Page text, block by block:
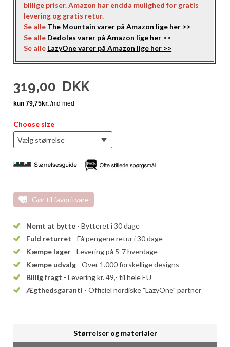
billige priser. Amazon har endda mulighed for gratis
levering og gratis retur.
Se alle The Mountain varer på Amazon lige her >>
Se alle Dedoles varer på Amazon lige her >>
Se alle LazyOne varer på Amazon lige her >>
319,00 DKK
Choose size
Gør til favoritvare
Nemt at bytte - Bytteret i 30 dage
Fuld returret - Få pengene retur i 30 dage
Kæmpe lager - Levering på 5-7 hverdage
Kæmpe udvalg - Over 1.000 forskellige designs
Billig fragt - Levering kr. 49,- til hele EU
Ægthedsgaranti - Officiel nordiske "LazyOne" partner
Størrelser og materialer